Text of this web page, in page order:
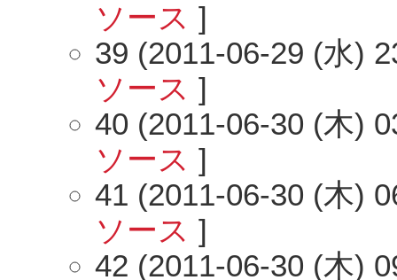
ソース ]
39 (2011-06-29 (水)
ソース ]
40 (2011-06-30 (木)
ソース ]
41 (2011-06-30 (木)
ソース ]
42 (2011-06-30 (木)